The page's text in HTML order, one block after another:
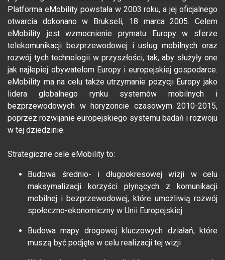
Platforma eMobility powstała w 2003 roku, a jej oficjalnego
otwarcia dokonano w Brukseli, 18 marca 2005. Celem
eMobility jest wzmocnienie prymatu Europy w sferze
telekomunikacji bezprzewodowej i usług mobilnych oraz
rozwój tych technologii w przyszłości, tak, aby służyły one
jak najlepiej obywatelom Europy i europejskiej gospodarce.
eMobility ma na celu także utrzymanie pozycji Europy jako
lidera globalnego rynku systemów mobilnych i
bezprzewodowych w horyzoncie czasowym 2010-2015,
poprzez rozwijanie europejskiego systemu badań i rozwoju
w tej dziedzinie.
Strategiczne cele eMobility to:
Budowa średnio- i długookresowej wizji w celu
maksymalizacji korzyści płynących z komunikacji
mobilnej i bezprzewodowej, które umożliwią rozwój
społeczno-ekonomiczny w Unii Europejskiej.
Budowa mapy drogowej kluczowych działań, które
muszą być podjęte w celu realizacji tej wizji